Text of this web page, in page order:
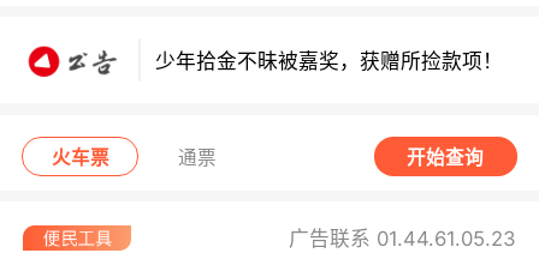
少年拾金不昧被嘉奖，获赠所捡款项！
西班牙小偷在法行窃被捕！
火车票 通票 开始查询
广告联系 01.44.61.05.23